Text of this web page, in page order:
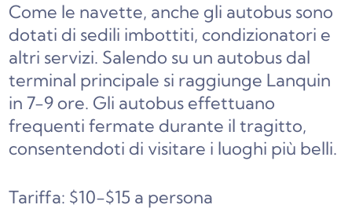
Come le navette, anche gli autobus sono
dotati di sedili imbottiti, condizionatori e
altri servizi. Salendo su un autobus dal
terminal principale si raggiunge Lanquin
in 7-9 ore. Gli autobus effettuano
frequenti fermate durante il tragitto,
consentendoti di visitare i luoghi più belli.
Tariffa: $10-$15 a persona